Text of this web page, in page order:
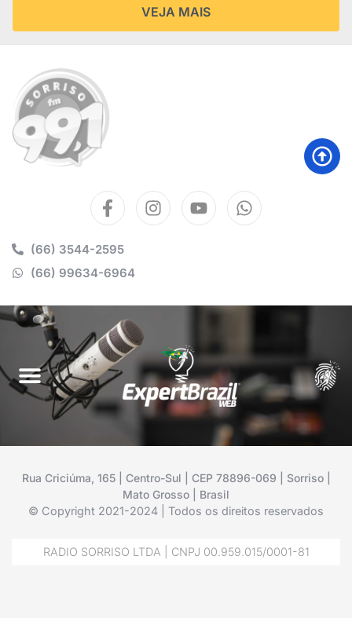
VEJA MAIS
(66) 3544-2595
(66) 99634-6964
Rua Criciúma, 165 | Centro-Sul | CEP 78896-069 | Sorriso |
Mato Grosso | Brasil
© Copyright 2021-2024 | Todos os direitos reservados
RADIO SORRISO LTDA | CNPJ 00.959.015/0001-81